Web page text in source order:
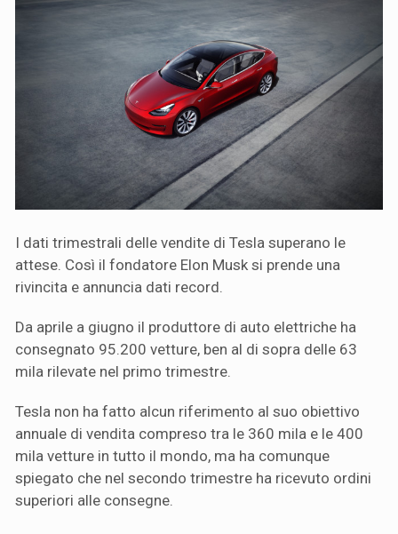
I dati trimestrali delle vendite di Tesla superano le
attese. Così il fondatore Elon Musk si prende una
rivincita e annuncia dati record.
Da aprile a giugno il produttore di auto elettriche ha
consegnato 95.200 vetture, ben al di sopra delle 63
mila rilevate nel primo trimestre.
Tesla non ha fatto alcun riferimento al suo obiettivo
annuale di vendita compreso tra le 360 mila e le 400
mila vetture in tutto il mondo, ma ha comunque
spiegato che nel secondo trimestre ha ricevuto ordini
superiori alle consegne.